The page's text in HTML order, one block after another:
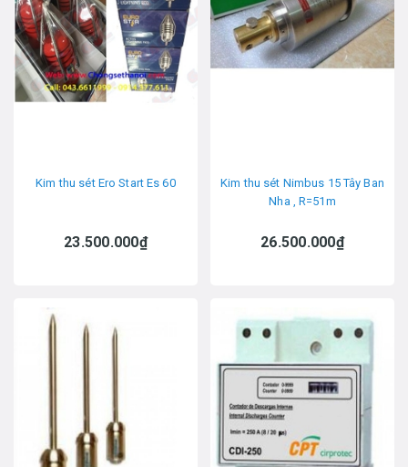
Kim thu sét Ero Start Es 60
23.500.000₫
Kim thu sét Nimbus 15 Tây Ban
Nha , R=51m
26.500.000₫